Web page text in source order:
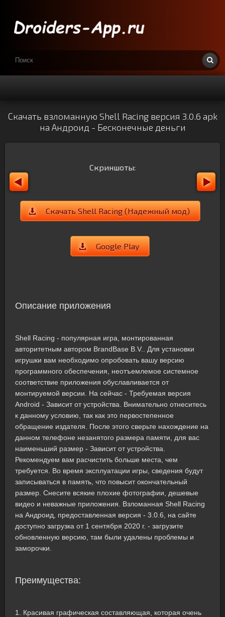
Скачать взломанную Shell Racing версия 3.0.6 apk
на Андроид - Бесконечные деньги
Скриншоты:
Скачать Shell Racing (Надежный мод)
Google Play
Описание приложения
Shell Racing - популярная игра, монтированная
авторитетным автором BrandBase B.V.. Для установки
игрушки вам необходимо опробовать вашу версию
программного обеспечения, неотъемлемое системное
соответствие приложения обуславливается от
монтируемой версии. На сейчас - Требуемая версия
Android - Зависит от устройства. Внимательно отнеситесь
к данному условию, так как это первостепенное
обращение издателя. После этого сверьте нахождение на
данном телефоне незанятого размера памяти, для вас
наименьший размер - Зависит от устройства.
Рекомендуем вам расчистить больше места, чем
требуется. Во время эксплуатации игры, сведения будут
записываться в память, что повысит окончательный
размер. Снесите всякие плохие фотографии, дешевые
видео и неважные приложения. Взломанная Shell Racing
на Андроид, предоставленная версия - 3.0.6, на сайте
доступно загрузка от 1 сентября 2020 г. - загрузите
обновленную версию, там были удалены проблемы и
заморочки.
Преимущества:
1. Красивая графическая составляющая, которая очень